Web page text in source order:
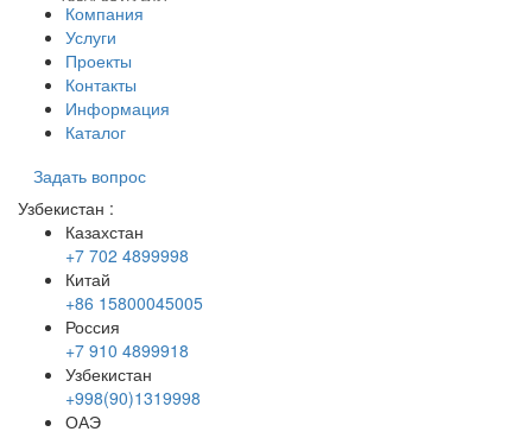
Компания
Услуги
Проекты
Контакты
Информация
Каталог
Задать вопрос
Узбекистан :
Казахстан
+7 702 4899998
Китай
+86 15800045005
Россия
+7 910 4899918
Узбекистан
+998(90)1319998
ОАЭ